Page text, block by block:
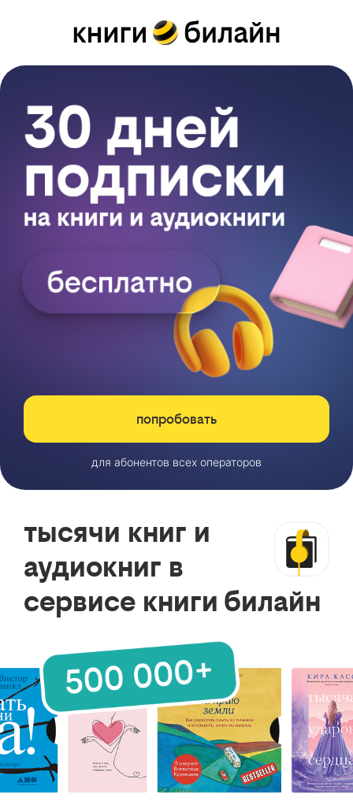
попробовать
для абонентов всех операторов
тысячи книг и
аудиокниг в
сервисе книги билайн